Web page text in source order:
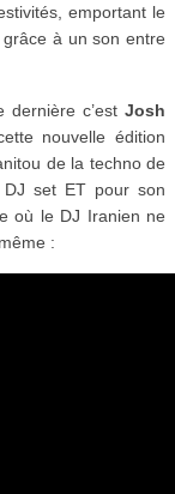
emportant le
à un son entre
dernière c’est Josh
nouvelle édition
de la techno de
set ET pour son
où le DJ Iranien ne
: